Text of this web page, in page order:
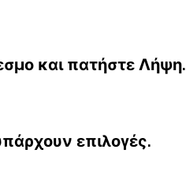
και πατήστε Λήψη.
επιλογές.